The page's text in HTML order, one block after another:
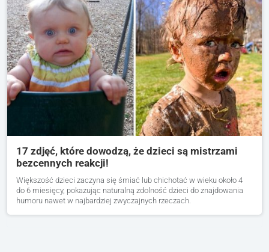
17 zdjęć, które dowodzą, że dzieci są mistrzami
bezcennych reakcji!
Większość dzieci zaczyna się śmiać lub chichotać w wieku około 4
do 6 miesięcy, pokazując naturalną zdolność dzieci do znajdowania
humoru nawet w najbardziej zwyczajnych rzeczach.